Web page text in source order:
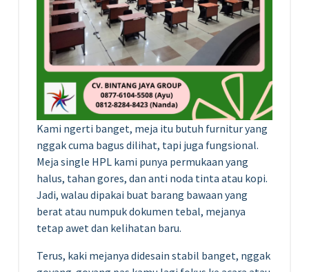
Kami ngerti banget, meja itu butuh furnitur yang
nggak cuma bagus dilihat, tapi juga fungsional.
Meja single HPL kami punya permukaan yang
halus, tahan gores, dan anti noda tinta atau kopi.
Jadi, walau dipakai buat barang bawaan yang
berat atau numpuk dokumen tebal, mejanya
tetap awet dan kelihatan baru.
Terus, kaki mejanya didesain stabil banget, nggak